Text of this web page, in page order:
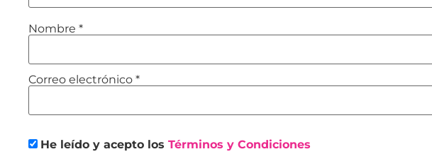
Nombre *
Correo electrónico *
He leído y acepto los Términos y Condiciones